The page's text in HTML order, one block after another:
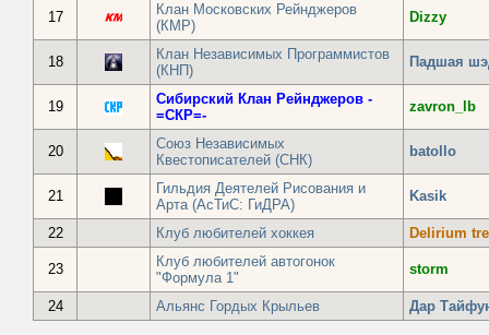
17
Клан Московских Рейнджеров
(КМР)
Dizzy
18
Клан Независимых Программистов
(КНП)
Падшая
19
Сибирский Клан Рейнджеров -
=СКР=-
zavron_lb
20
Союз Независимых
Квестописателей (СНК)
batollo
21
Гильдия Деятелей Рисования и
Арта (АсТиС: ГиДРА)
Kasik
22 Клуб любителей хоккея Delirium
23
Клуб любителей автогонок
"Формула 1"
storm
24 Альянс Гордых Крыльев Дар